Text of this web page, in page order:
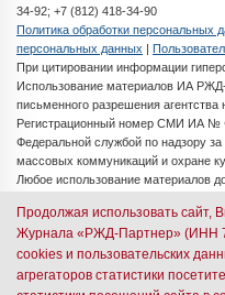
34-92; +7 (812) 418-34-90
Политика обработки персональных
персональных данных |
При цитировании информации
Использование материалов ИА
письменного разрешения агентства
Регистрационный номер СМИ ИА №
Федеральной службой по надзору
массовых коммуникаций и охране
Любое использование материалов
Разработка сайта -iMedia Solutions
Продолжая использовать сайт,
Журнала «РЖД-Партнер» (ИНН
cookies и пользовательских
агрегаторов статистики
Авторизация через